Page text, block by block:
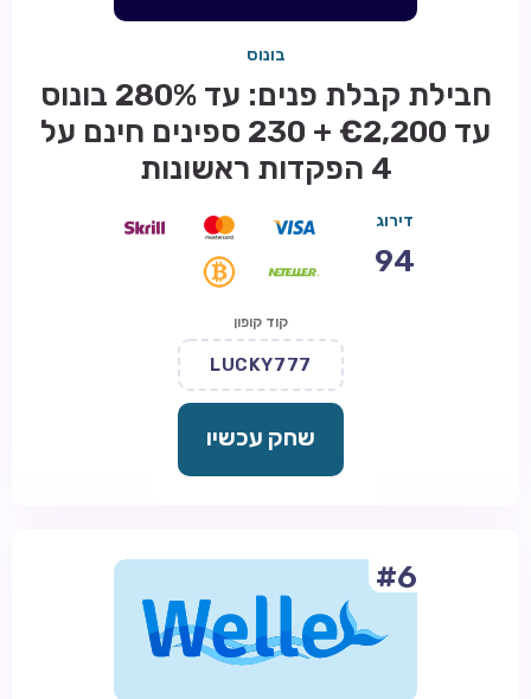
בונוס
חבילת קבלת פנים: עד 280% בונוס
עד €2,200 + 230 ספינים חינם על
4 הפקדות ראשונות
דירוג
94
קוד קופון
LUCKY777
שחק עכשיו
#6